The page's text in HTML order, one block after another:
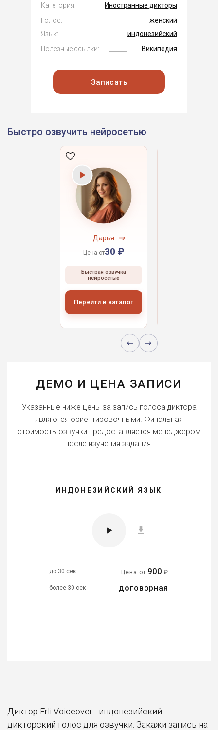
Категория:
Иностранные дикторы
Голос:
женский
Язык:
индонезийский
Полезные ссылки:
Википедия
Записать
Быстро озвучить нейросетью
Дарья
Цена от30 ₽
Быстрая озвучка
нейросетью
Перейти в каталог
ДЕМО И ЦЕНА ЗАПИСИ
Указанные ниже цены за запись голоса диктора
являются ориентировочными. Финальная
стоимость озвучки предоставляется менеджером
после изучения задания.
ИНДОНЕЗИЙСКИЙ ЯЗЫК
до 30 сек Цена от 900 ₽
более 30 сек договорная
Диктор Erli Voiceover - индонезийский
дикторский голос для озвучки. Закажи запись на